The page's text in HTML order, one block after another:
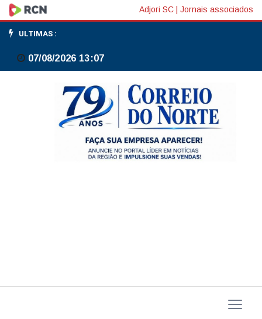
Ibovespa
tem
leve
aguarda
Adjori SC Jornais associados
ULTIMAS :
07/08/2026 13:07